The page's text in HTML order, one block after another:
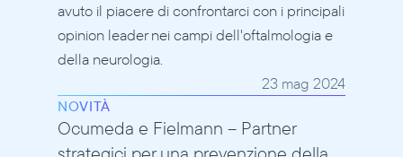
avuto il piacere di confrontarci con i principali
opinion leader nei campi dell'oftalmologia e
della neurologia.
23 mag 2024
NOVITÀ
Ocumeda e Fielmann – Partner